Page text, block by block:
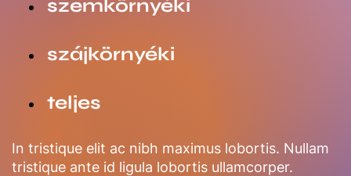
szemkörnyéki
szájkörnyéki
teljes
In tristique elit ac nibh maximus lobortis. Nullam
tristique ante id ligula lobortis ullamcorper.